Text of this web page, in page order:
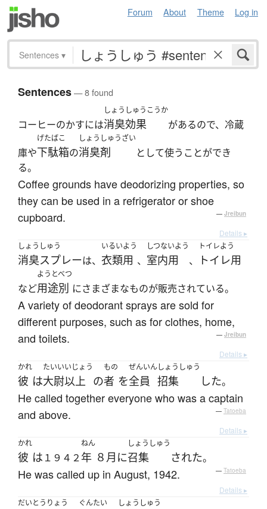
Forum About Theme Log in
Sentences ▾
Sentences— 8 found
コーヒーのかすには
しょうしゅうこうか
消臭効果 があるので、冷蔵
庫や
げたばこ
下駄箱の
しょうしゅうざい
消臭剤
として使うことができ
る。
Coffee grounds have deodorizing properties, so
they can be used in a refrigerator or shoe
cupboard.
— Jreibun
Details ▸
しょうしゅう
消臭スプレーは、
いるいよう
衣類用 、
しつないよう
室内用 、
トイレよう
トイレ用
など
ようとべつ
用途別 にさまざまなものが販売されている。
A variety of deodorant sprays are sold for
different purposes, such as for clothes, home,
and toilets.
— Jreibun
Details ▸
かれ
彼 は
たいい
大尉
いじょう
以上 の
もの
者 を
ぜんいん
全員
しょうしゅう
招集 した。
He called together everyone who was a captain
and above.
— Tatoeba
Details ▸
かれ
彼 は １９４２
ねん
年 ８月 に
しょうしゅう
召集 された。
He was called up in August, 1942. — Tatoeba
Details ▸
だいとうりょう
ぐんたい しょうしゅう